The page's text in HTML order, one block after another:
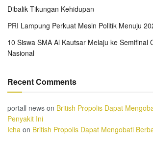
Dibalik Tikungan Kehidupan
PRI Lampung Perkuat Mesin Politik Menuju
10 Siswa SMA Al Kautsar Melaju ke Semifinal
Nasional
Recent Comments
portall news on British Propolis Dapat
Penyakit Ini
Icha on British Propolis Dapat Mengobati